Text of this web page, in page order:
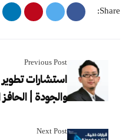
Share:
Previous Post
استشارات تطوير
والجودة | الحافز
Next Post